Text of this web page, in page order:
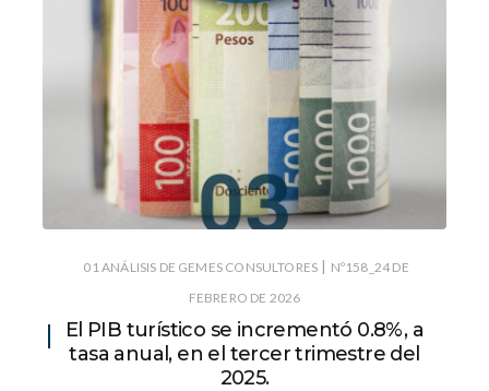
01 ANÁLISIS DE GEMES CONSULTORES | Nº158_24 DE
FEBRERO DE 2026
El PIB turístico se incrementó 0.8%, a
tasa anual, en el tercer trimestre del
2025.